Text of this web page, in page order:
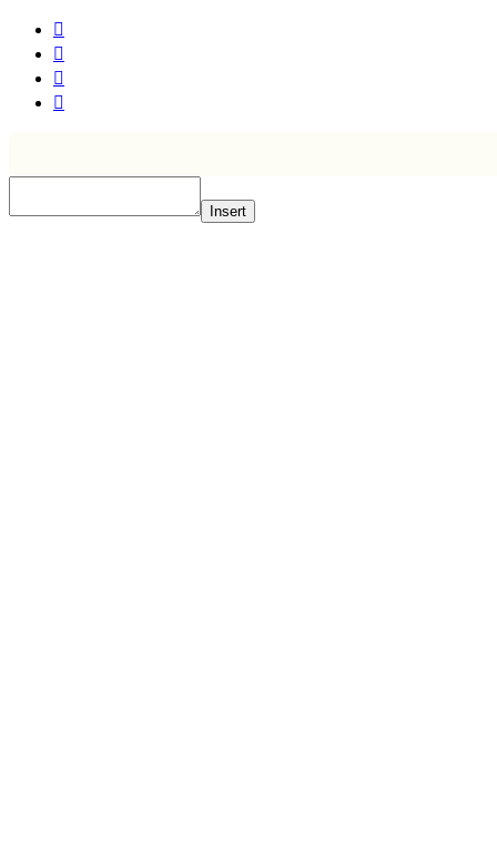
Insert